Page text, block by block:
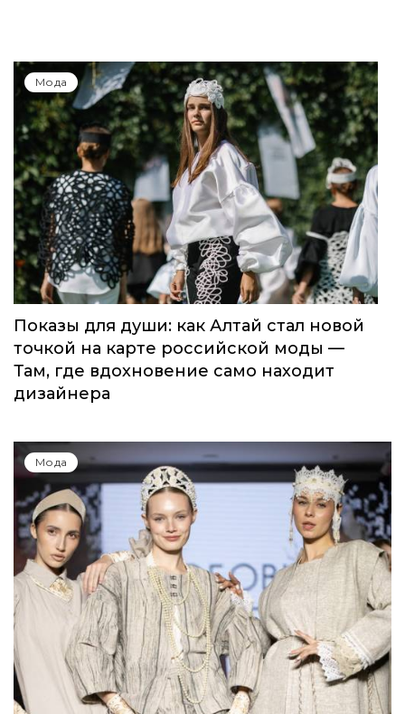
Мода
Показы для души: как Алтай стал новой
точкой на карте российской моды —
Там, где вдохновение само находит
дизайнера
Мода